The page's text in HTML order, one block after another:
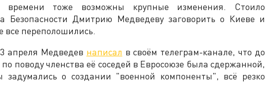
тоже возможны крупные изменения. Стоило
Безопасности Дмитрию Медведеву заговорить о Киеве и
все переполошились.
3 апреля Медведев написал в своём телеграм-канале, что до
поводу членства её соседей в Евросоюзе была сдержанной,
задумались о создании "военной компоненты", всё резко